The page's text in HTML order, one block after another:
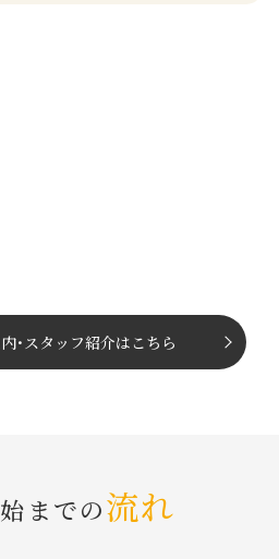
･ スタッフ紹介はこちら
までの流れ